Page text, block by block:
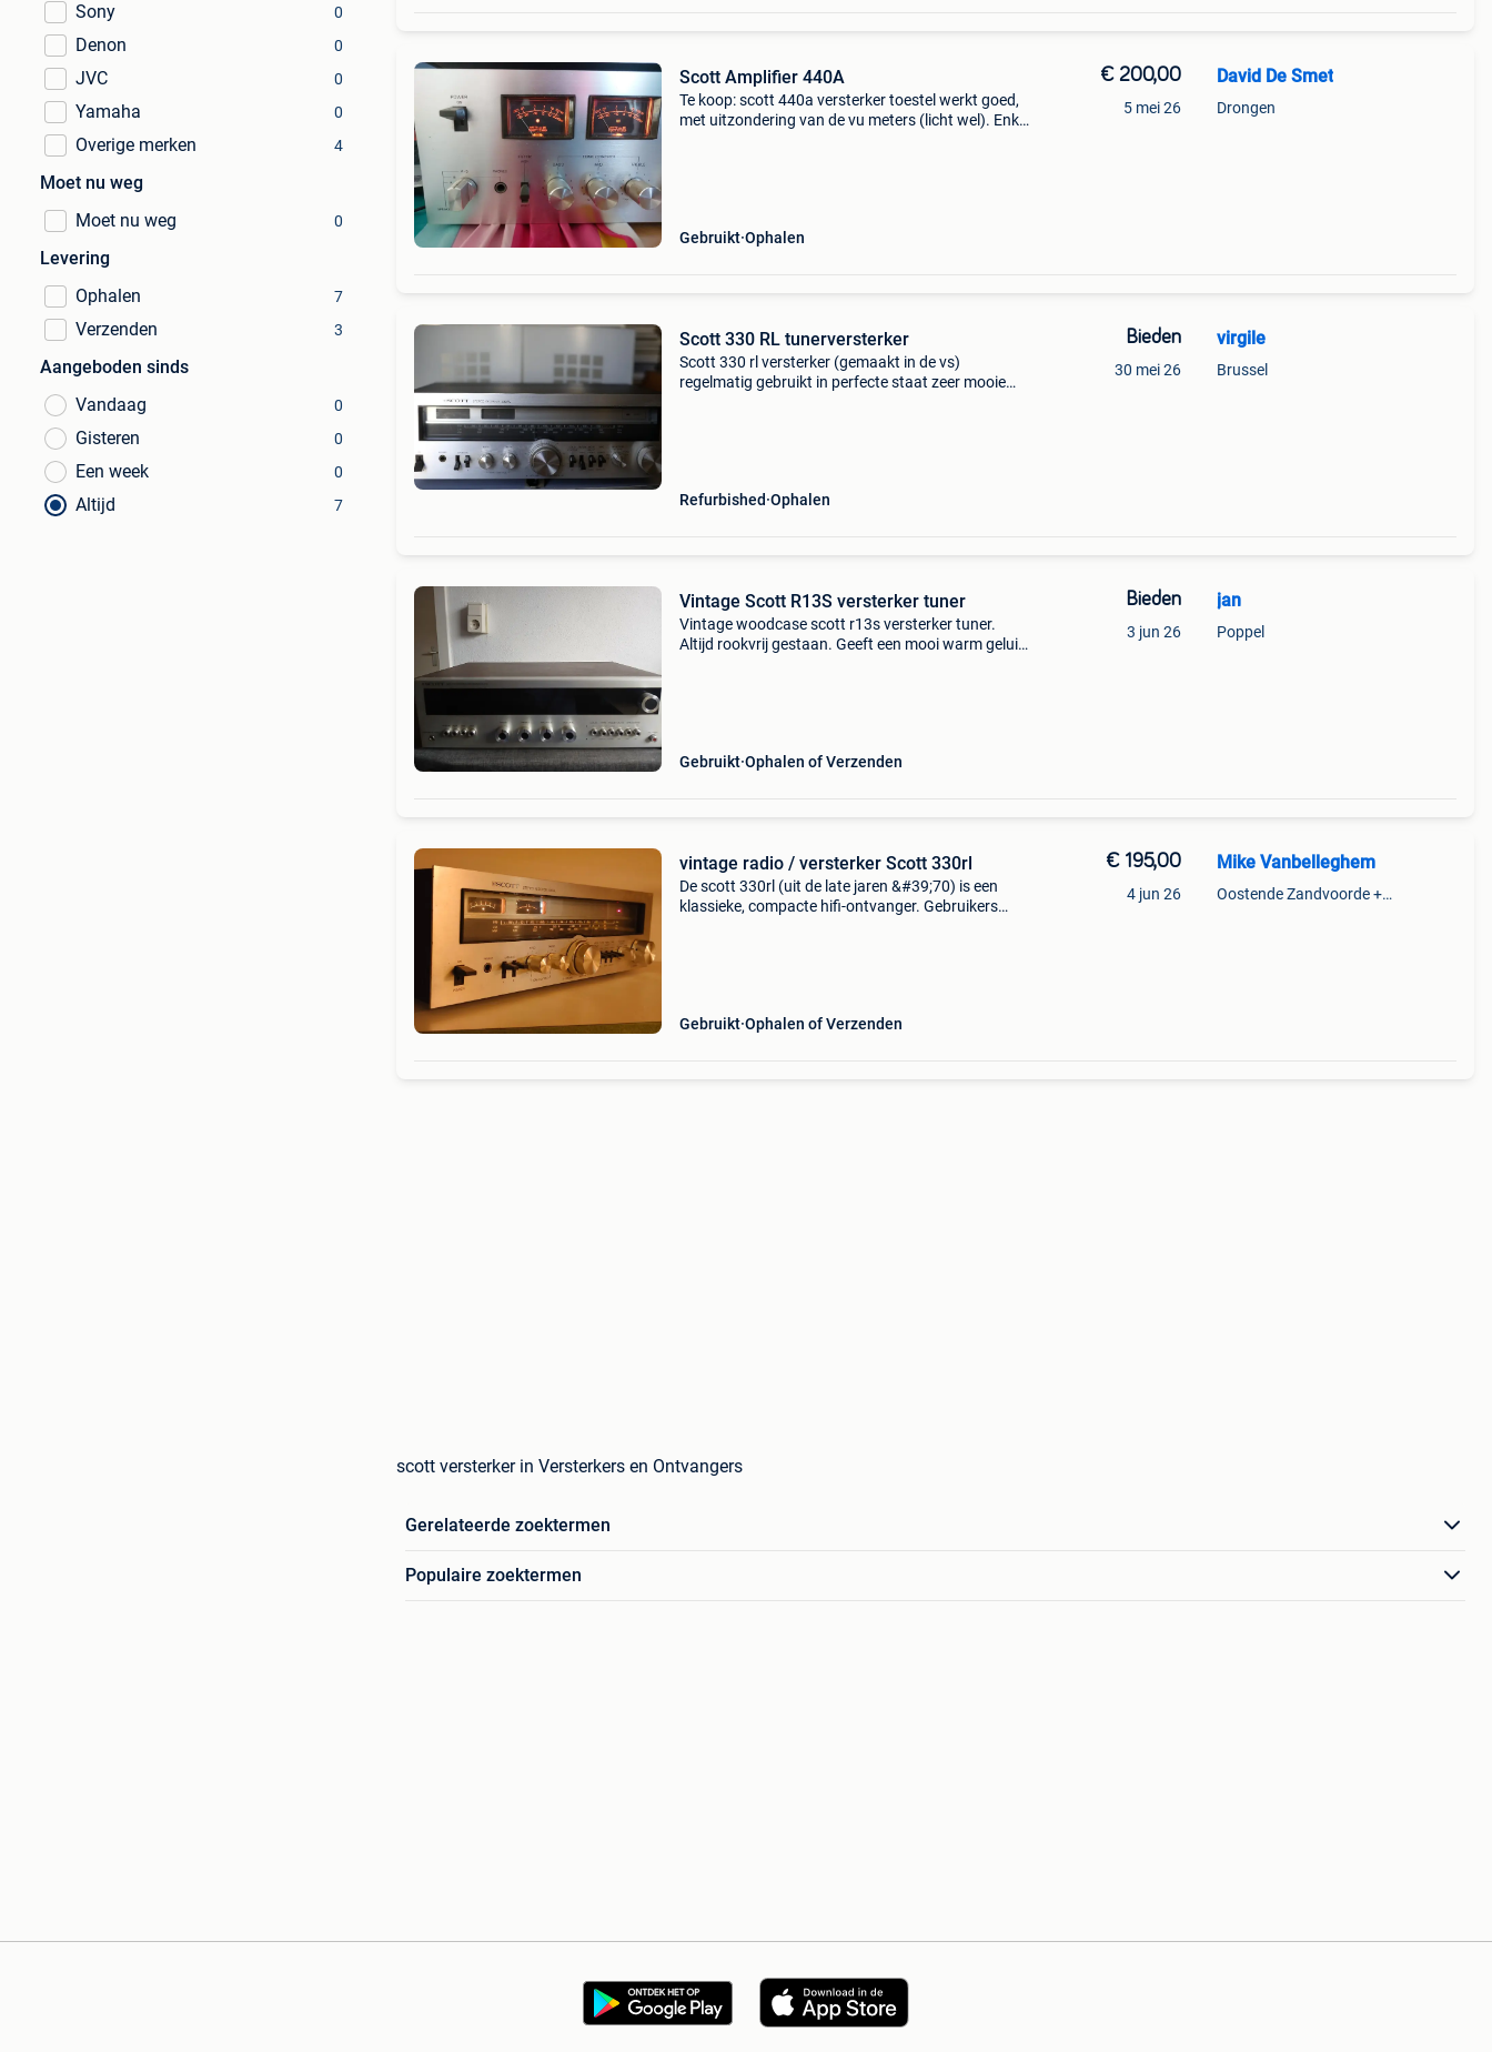
Sony 0
Denon 0
JVC 0
Yamaha 0
Overige merken 4
Moet nu weg
Moet nu weg
0
Levering
Ophalen
7
Verzenden 3
Aangeboden sinds
Vandaag
0
Gisteren 0
Een week 0
Altijd 7
Scott Amplifier 440A
Te koop: scott 440a versterker toestel werkt goed,
met uitzondering van de vu meters (licht wel). Enkel
Gebruikt Ophalen
€ 200,00
5 mei 26
David De Smet
Drongen
Scott 330 RL tunerversterker
Scott 330 rl versterker (gemaakt in de vs)
regelmatig gebruikt in perfecte staat zeer mooie
Refurbished Ophalen
Bieden
30 mei 26
virgile
Brussel
Vintage Scott R13S versterker tuner
Vintage woodcase scott r13s versterker tuner.
Altijd rookvrij gestaan. Geeft een mooi warm geluid.
Gebruikt Ophalen of Verzenden
Bieden
3 jun 26
jan
Poppel
vintage radio / versterker Scott 330rl
De scott 330rl (uit de late jaren &#39;70) is een
klassieke, compacte hifi-ontvanger. Gebruikers
Gebruikt Ophalen of Verzenden
€ 195,00
4 jun 26
Mike Vanbelleghem
Oostende Zandvoorde +Oostende
scott versterker in Versterkers en Ontvangers
Gerelateerde zoektermen
Populaire zoektermen